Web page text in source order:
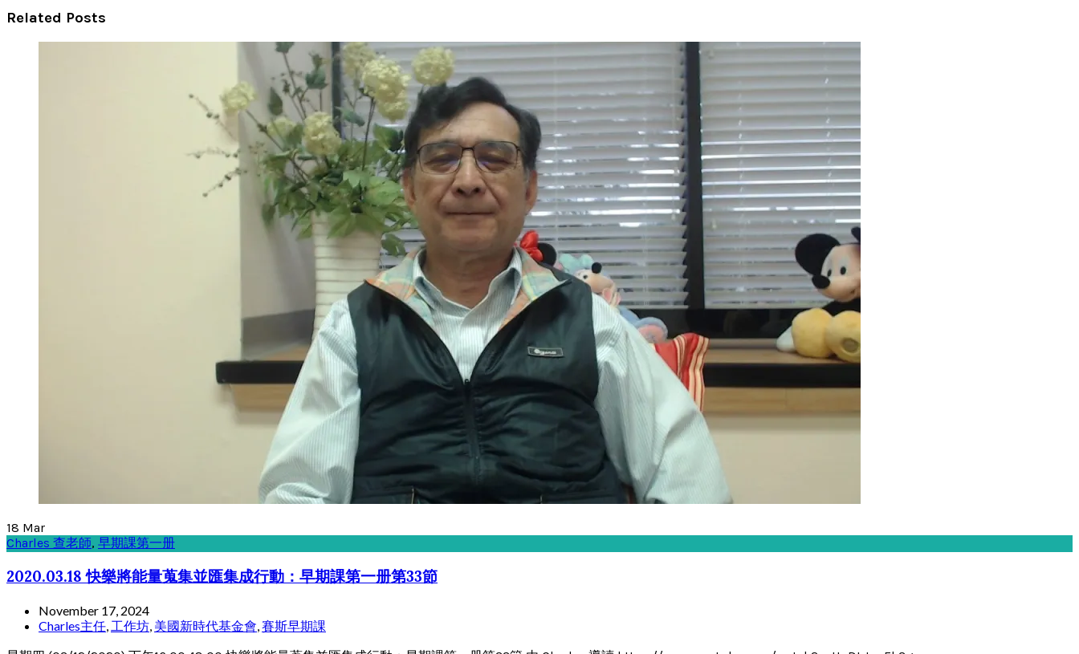
Related Posts
18 Mar
Charles 查老師, 早期課第一册
2020.03.18 快樂將能量蒐集並匯集成行動：早期課第一册第33節
November 17, 2024
Charles主任, 工作坊, 美國新時代基金會,賽斯早期課